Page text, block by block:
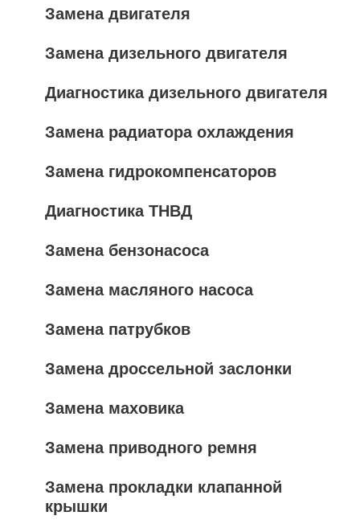
Замена двигателя
Замена дизельного двигателя
Диагностика дизельного двигателя
Замена радиатора охлаждения
Замена гидрокомпенсаторов
Диагностика ТНВД
Замена бензонасоса
Замена масляного насоса
Замена патрубков
Замена дроссельной заслонки
Замена маховика
Замена приводного ремня
Замена прокладки клапанной
крышки